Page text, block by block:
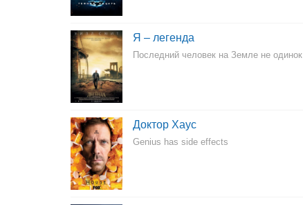
Я – легенда
Последний человек на Земле не одинок
Доктор Хаус
Genius has side effects